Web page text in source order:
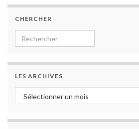
CHERCHER
Search for:
LES ARCHIVES
Les archives